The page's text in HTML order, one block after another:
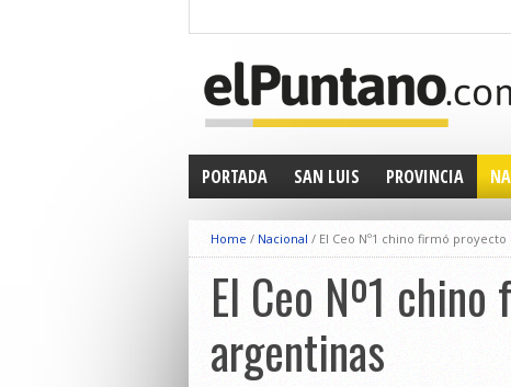
PORTADA SAN LUIS PROVINCIA
Home / Nacional / El Ceo Nº1 chino firmó
El Ceo Nº1
argentinas